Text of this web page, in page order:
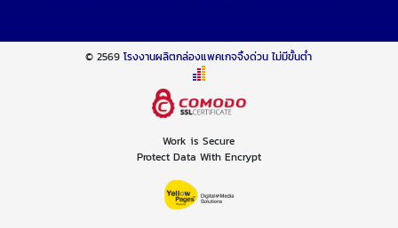
© 2569โรงงานผลิตกล่องแพคเกจจิ้งด่วน ไม่มีขั้นต่ำ
Work is Secure
Protect Data With Encrypt